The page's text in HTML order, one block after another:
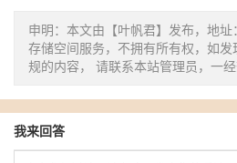
申明：本文由【叶帆君】发布，地
存储空间服务，不拥有所有权，如
规的内容， 请联系本站管理员，一
我来回答